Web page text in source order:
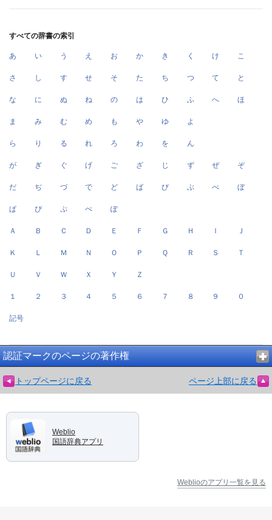
すべての辞書の索引
あ い う え お か き く け こ
さ し す せ そ た ち つ て と
な に ぬ ね の は ひ ふ へ ほ
ま み む め も や ゆ よ
ら り る れ ろ わ を ん
が ぎ ぐ げ ご ざ じ ず ぜ ぞ
だ ぢ づ で ど ば び ぶ べ ぼ
ぱ ぴ ぷ ぺ ぽ
Ａ Ｂ Ｃ Ｄ Ｅ Ｆ Ｇ Ｈ Ｉ Ｊ
Ｋ Ｌ Ｍ Ｎ Ｏ Ｐ Ｑ Ｒ Ｓ Ｔ
Ｕ Ｖ Ｗ Ｘ Ｙ Ｚ
１ ２ ３ ４ ５ ６ ７ ８ ９ ０
記号
認証マークのページの著作権
トップページに戻る ページ上部に戻る
Weblio
国語辞典アプリ
Weblioのアプリ一覧を見る